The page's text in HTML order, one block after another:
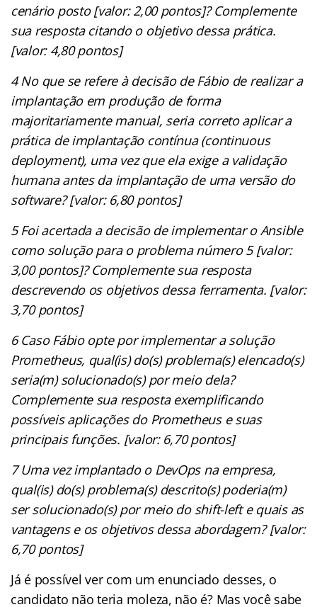
cenário posto [valor: 2,00 pontos]? Complemente
sua resposta citando o objetivo dessa prática.
[valor: 4,80 pontos]
4 No que se refere à decisão de Fábio de realizar a
implantação em produção de forma
majoritariamente manual, seria correto aplicar a
prática de implantação contínua (continuous
deployment), uma vez que ela exige a validação
humana antes da implantação de uma versão do
software? [valor: 6,80 pontos]
5 Foi acertada a decisão de implementar o Ansible
como solução para o problema número 5 [valor:
3,00 pontos]? Complemente sua resposta
descrevendo os objetivos dessa ferramenta. [valor:
3,70 pontos]
6 Caso Fábio opte por implementar a solução
Prometheus, qual(is) do(s) problema(s) elencado(s)
seria(m) solucionado(s) por meio dela?
Complemente sua resposta exemplificando
possíveis aplicações do Prometheus e suas
principais funções. [valor: 6,70 pontos]
7 Uma vez implantado o DevOps na empresa,
qual(is) do(s) problema(s) descrito(s) poderia(m)
ser solucionado(s) por meio do shift-left e quais as
vantagens e os objetivos dessa abordagem? [valor:
6,70 pontos]
Já é possível ver com um enunciado desses, o
candidato não teria moleza, não é? Mas você sabe